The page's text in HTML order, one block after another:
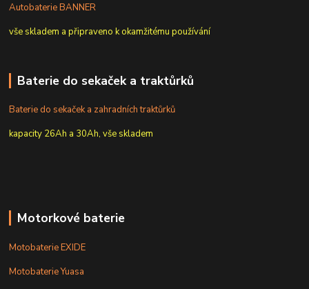
Autobaterie BANNER
vše skladem a připraveno k okamžitému používání
Baterie do sekaček a traktůrků
Baterie do sekaček a zahradních traktůrků
kapacity 26Ah a 30Ah, vše skladem
Motorkové baterie
Motobaterie EXIDE
Motobaterie Yuasa